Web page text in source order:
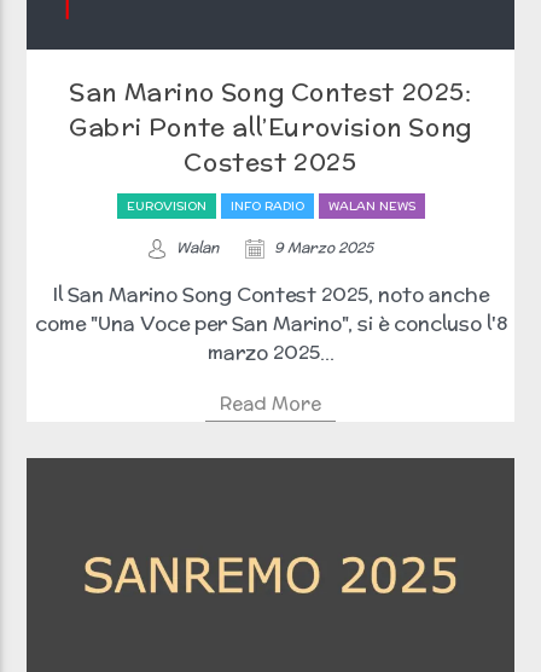
San Marino Song Contest 2025:
Gabri Ponte all’Eurovision Song
Costest 2025
EUROVISION INFO RADIO WALAN NEWS
Walan 9 Marzo 2025
Il San Marino Song Contest 2025, noto anche
come "Una Voce per San Marino", si è concluso l'8
marzo 2025...
Read More